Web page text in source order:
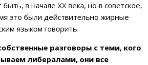
в начале XX века, но в советское,
это были действительно жирные
языком говорить.
разговоры с теми, кого
либералами, они все